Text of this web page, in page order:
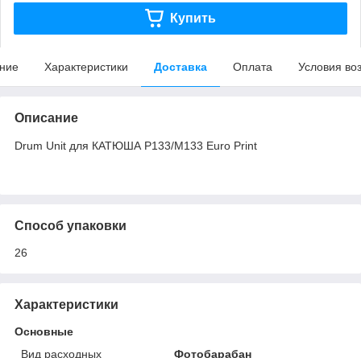
Купить
Характеристики Доставка Оплата Условия
Описание
Drum Unit для КАТЮША P133/M133 Euro Print
Способ упаковки
26
Характеристики
Основные
Вид расходных
Фотобарабан